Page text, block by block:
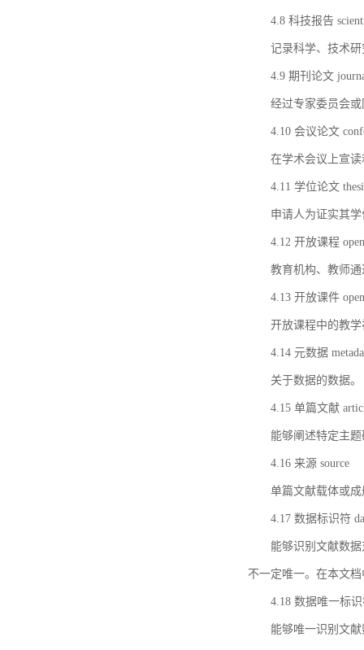
4.8 科技报告
记录科学、技术
4.9 期刊论文
经过专家委员会
4.10 会议论文
在学术会议上宣
4.11 学位论文
申请人为证实其
4.12 开放课程
教育机构、教师
4.13 开放课件
开放课程中的教
4.14 元数据
关于数据的数据。
4.15 单篇文献
能够阐述特定主
4.16 来源 source
单篇文献载体或
4.17 数据标识符
能够识别文献数
不一定唯一。在本文
4.18 数据唯一标
能够唯一识别文